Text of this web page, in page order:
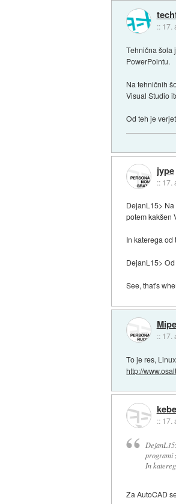
:: 17.
Tehnična šola
PowerPointu.
Na tehničnih
Visual Studio
Od teh je
jype
:: 17.
DejanL15>
potem kakšen
In katerega
DejanL15>
See, that's
Mipe
:: 17.
To je res,
http://
:: 17.
programi
In
Za AutoCAD